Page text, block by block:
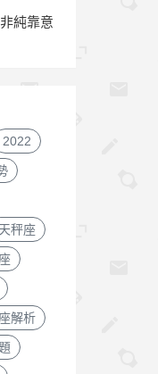
純靠意
2022
天秤座
解析